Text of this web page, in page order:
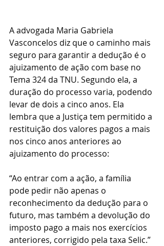
A advogada Maria Gabriela
Vasconcelos diz que o caminho mais
seguro para garantir a dedução é o
ajuizamento de ação com base no
Tema 324 da TNU. Segundo ela, a
duração do processo varia, podendo
levar de dois a cinco anos. Ela
lembra que a Justiça tem permitido a
restituição dos valores pagos a mais
nos cinco anos anteriores ao
ajuizamento do processo:
“Ao entrar com a ação, a família
pode pedir não apenas o
reconhecimento da dedução para o
futuro, mas também a devolução do
imposto pago a mais nos exercícios
anteriores, corrigido pela taxa Selic.”